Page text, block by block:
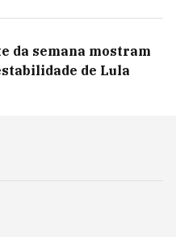
da semana mostram
de Lula